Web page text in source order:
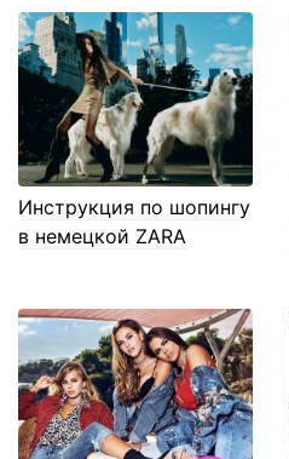
Инструкция по шопингу
в немецкой ZARA